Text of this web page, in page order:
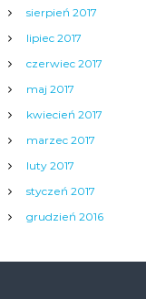
sierpień 2017
lipiec 2017
czerwiec 2017
maj 2017
kwiecień 2017
marzec 2017
luty 2017
styczeń 2017
grudzień 2016